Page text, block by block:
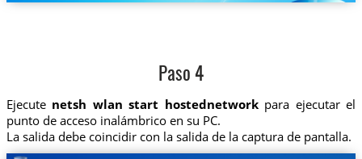
Paso 4
Ejecute netsh wlan start hostednetworkpara ejecutar el
punto de acceso inalámbrico en su PC.
La salida debe coincidir con la salida de la captura de pantalla.